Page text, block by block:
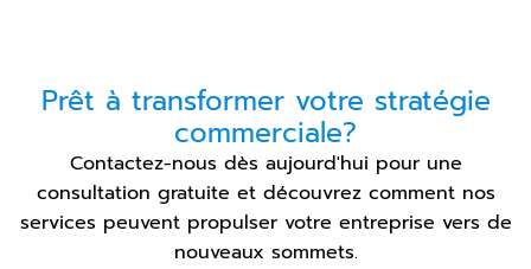
Prêt à transformer votre stratégie
commerciale?
Contactez-nous dès aujourd'hui pour une
consultation gratuite et découvrez comment nos
services peuvent propulser votre entreprise vers de
nouveaux sommets.